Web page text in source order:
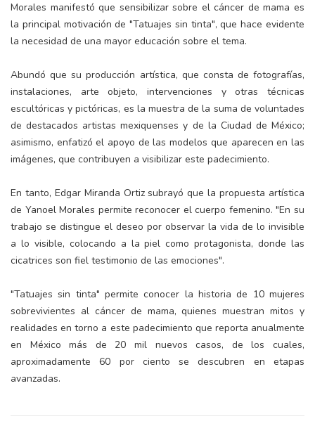
Morales manifestó que sensibilizar sobre el cáncer de mama es
la principal motivación de "Tatuajes sin tinta", que hace evidente
la necesidad de una mayor educación sobre el tema.
Abundó que su producción artística, que consta de fotografías,
instalaciones, arte objeto, intervenciones y otras técnicas
escultóricas y pictóricas, es la muestra de la suma de voluntades
de destacados artistas mexiquenses y de la Ciudad de México;
asimismo, enfatizó el apoyo de las modelos que aparecen en las
imágenes, que contribuyen a visibilizar este padecimiento.
En tanto, Edgar Miranda Ortiz subrayó que la propuesta artística
de Yanoel Morales permite reconocer el cuerpo femenino. "En su
trabajo se distingue el deseo por observar la vida de lo invisible
a lo visible, colocando a la piel como protagonista, donde las
cicatrices son fiel testimonio de las emociones".
"Tatuajes sin tinta" permite conocer la historia de 10 mujeres
sobrevivientes al cáncer de mama, quienes muestran mitos y
realidades en torno a este padecimiento que reporta anualmente
en México más de 20 mil nuevos casos, de los cuales,
aproximadamente 60 por ciento se descubren en etapas
avanzadas.